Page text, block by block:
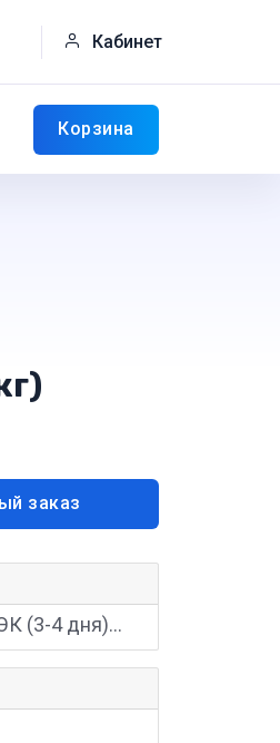
Кабинет
Корзина
заказ
(3-4 дня)...